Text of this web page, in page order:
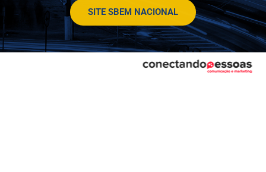
SITE SBEM NACIONAL